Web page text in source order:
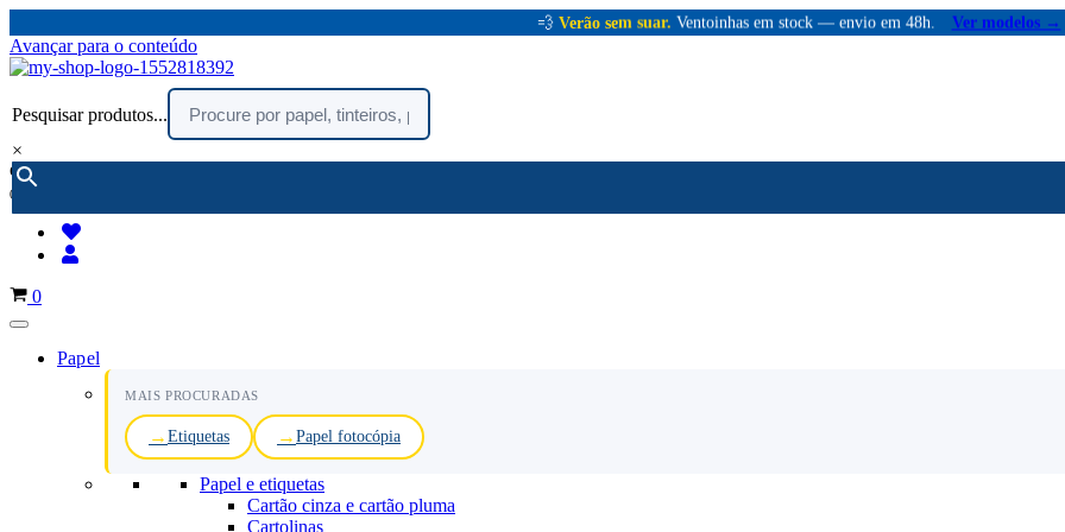
💨 Verão sem suar. Ventoinhas em stock — envio em 48h. Ver modelos →
Avançar para o conteúdo
Pesquisar produtos...
×
encomendar por telefone :
(chamada rede fixa nacional)
Carrinho
0
Papel
MAIS PROCURADAS
Etiquetas Papel fotocópia
Papel e etiquetas
Cartão cinza e cartão pluma
Cartolinas